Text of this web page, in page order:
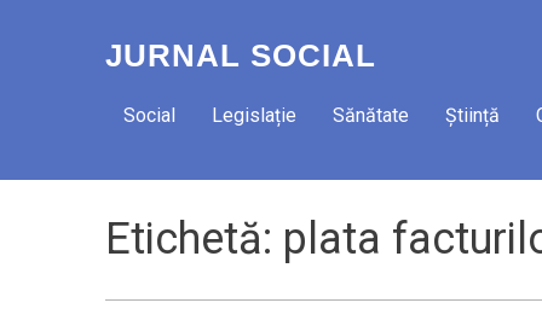
JURNAL SOCIAL
Social Legislație Sănătate Știință
Etichetă: plata